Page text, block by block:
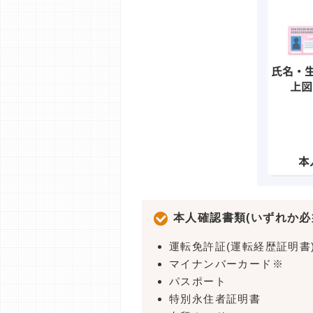
本人確認書類(いずれか
運転免許証(運転経歴証明
マイナンバーカード※
パスポート
特別永住者証明書